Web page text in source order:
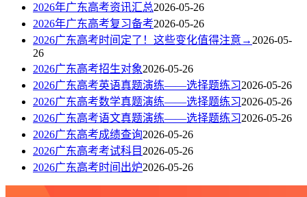
2026年广东高考资讯汇总2026-05-26
2026年广东高考复习备考2026-05-26
2026广东高考时间定了！这些变化值得注意→ 2026-05-
26
2026广东高考招生对象2026-05-26
2026广东高考英语真题演练——选择题练习2026-05-26
2026广东高考数学真题演练——选择题练习2026-05-26
2026广东高考语文真题演练——选择题练习2026-05-26
2026广东高考成绩查询2026-05-26
2026广东高考考试科目 2026-05-26
2026广东高考时间出炉2026-05-26